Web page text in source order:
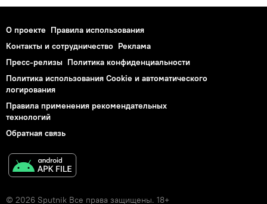
О проекте Правила использования
Контакты и сотрудничество Реклама
Пресс-релизы Политика конфиденциальности
Политика использования Cookie и автоматического
логирования
Правила применения рекомендательных
технологий
Обратная связь
© 2026 Sputnik Все права защищены. 18+